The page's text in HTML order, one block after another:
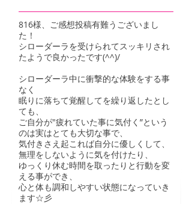
816様、ご感想投稿有難うございまし
た！
シローダーラを受けられてスッキリされ
たようで良かったです(^^)/
シローダーラ中に衝撃的な体験をする事
なく
眠りに落ちて覚醒してを繰り返したとし
ても、
ご自分が"疲れていた事に気付く”という
のは実はとても大切な事で、
気付きさえ起これば自分に優しくして、
無理をしないように気を付けたり、
ゆっくり休む時間を取ったりと行動を変
える事ができ、
心と体も調和しやすい状態になっていき
ます☆彡